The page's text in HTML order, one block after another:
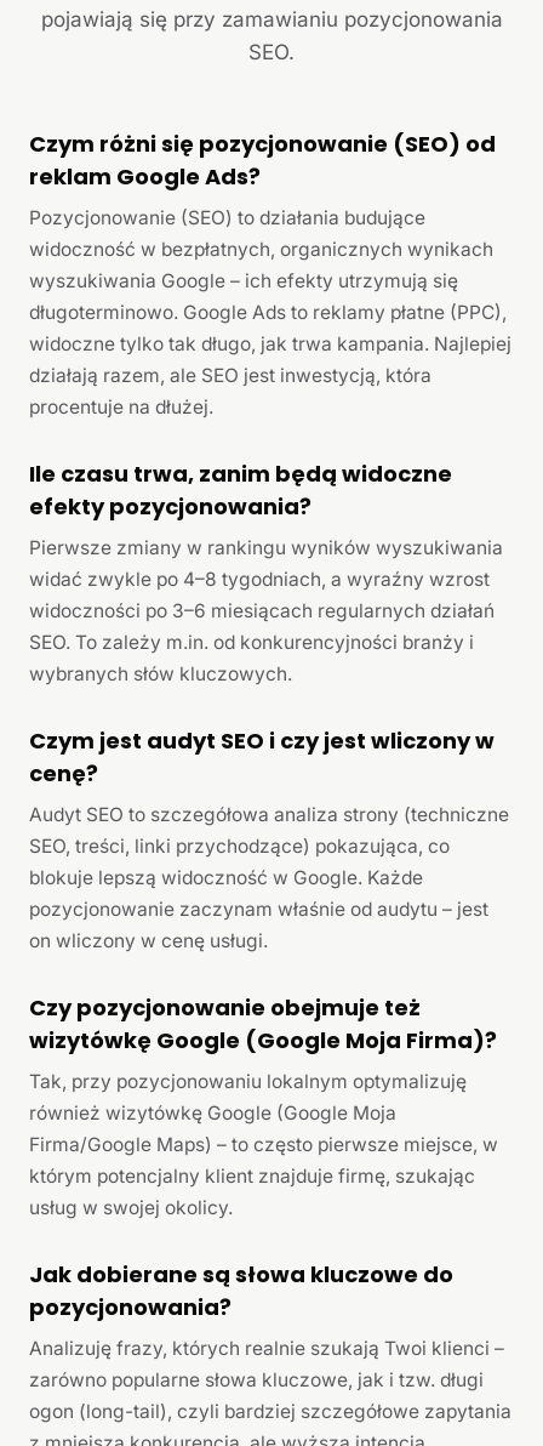
pojawiają się przy zamawianiu pozycjonowania
SEO.
Czym różni się pozycjonowanie (SEO) od
reklam Google Ads?
Pozycjonowanie (SEO) to działania budujące
widoczność w bezpłatnych, organicznych wynikach
wyszukiwania Google – ich efekty utrzymują się
długoterminowo. Google Ads to reklamy płatne (PPC),
widoczne tylko tak długo, jak trwa kampania. Najlepiej
działają razem, ale SEO jest inwestycją, która
procentuje na dłużej.
Ile czasu trwa, zanim będą widoczne
efekty pozycjonowania?
Pierwsze zmiany w rankingu wyników wyszukiwania
widać zwykle po 4–8 tygodniach, a wyraźny wzrost
widoczności po 3–6 miesiącach regularnych działań
SEO. To zależy m.in. od konkurencyjności branży i
wybranych słów kluczowych.
Czym jest audyt SEO i czy jest wliczony w
cenę?
Audyt SEO to szczegółowa analiza strony (techniczne
SEO, treści, linki przychodzące) pokazująca, co
blokuje lepszą widoczność w Google. Każde
pozycjonowanie zaczynam właśnie od audytu – jest
on wliczony w cenę usługi.
Czy pozycjonowanie obejmuje też
wizytówkę Google (Google Moja Firma)?
Tak, przy pozycjonowaniu lokalnym optymalizuję
również wizytówkę Google (Google Moja
Firma/Google Maps) – to często pierwsze miejsce, w
którym potencjalny klient znajduje firmę, szukając
usług w swojej okolicy.
Jak dobierane są słowa kluczowe do
pozycjonowania?
Analizuję frazy, których realnie szukają Twoi klienci –
zarówno popularne słowa kluczowe, jak i tzw. długi
ogon (long-tail), czyli bardziej szczegółowe zapytania